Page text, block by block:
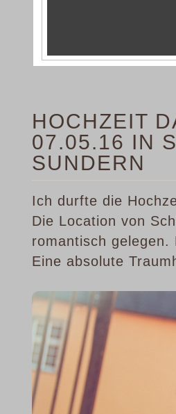
HOCHZEIT
07.05.16 IN
SUNDERN
Ich durfte die
Die Location von
romantisch
Eine absolute